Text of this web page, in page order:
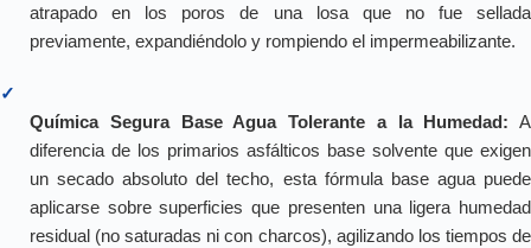
atrapado en los poros de una losa que no fue sellada
previamente, expandiéndolo y rompiendo el impermeabilizante.
✓
Química Segura Base Agua Tolerante a la Humedad: A
diferencia de los primarios asfálticos base solvente que exigen
un secado absoluto del techo, esta fórmula base agua puede
aplicarse sobre superficies que presenten una ligera humedad
residual (no saturadas ni con charcos), agilizando los tiempos de